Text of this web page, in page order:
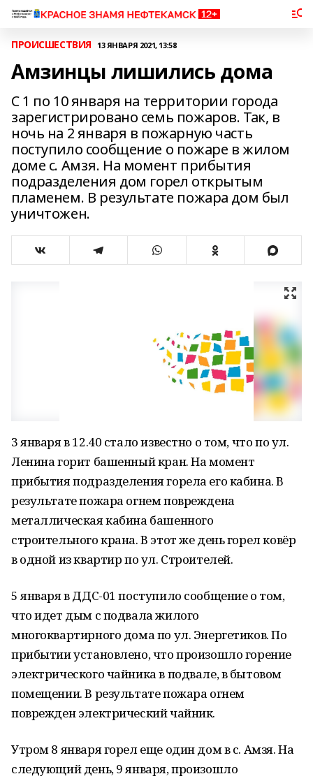
ПРОИСШЕСТВИЯ 13 ЯНВАРЯ 2021, 13:58
Амзинцы лишились дома
С 1 по 10 января на территории города
зарегистрировано семь пожаров. Так, в
ночь на 2 января в пожарную часть
поступило сообщение о пожаре в жилом
доме с. Амзя. На момент прибытия
подразделения дом горел открытым
пламенем. В результате пожара дом был
уничтожен.
3 января в 12.40 стало известно о том, что по ул.
Ленина горит башенный кран. На момент
прибытия подразделения горела его кабина. В
результате пожара огнем повреждена
металлическая кабина башенного
строительного крана. В этот же день горел ковёр
в одной из квартир по ул. Строителей.
5 января в ДДС-01 поступило сообщение о том,
что идет дым с подвала жилого
многоквартирного дома по ул. Энергетиков. По
прибытии установлено, что произошло горение
электрического чайника в подвале, в бытовом
помещении. В результате пожара огнем
поврежден электрический чайник.
Утром 8 января горел еще один дом в с. Амзя. На
следующий день, 9 января, произошло